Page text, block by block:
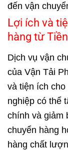
đến vận
Lợi ích và
hàng từ
Dịch vụ vận
của Vận Tải
và tiện ích
nghiệp có thể
chính và giảm
chuyển hàng
hàng chất